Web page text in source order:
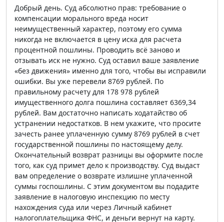
Добрый день. Суд абсолютно прав: требование о
компенсации морального вреда носит
неимущественный характер, поэтому его сумма
никогда не включается в цену иска для расчета
процентной пошлины. Проводить всё заново и
отзывать иск не нужно. Суд оставил ваше заявление
«без движения» именно для того, чтобы вы исправили
ошибки. Вы уже перевели 8769 рублей. По
правильному расчету для 178 978 рублей
имущественного долга пошлина составляет 6369,34
рублей. Вам достаточно написать ходатайство об
устранении недостатков. В нем укажите, что просите
зачесть ранее уплаченную сумму 8769 рублей в счет
государственной пошлины по настоящему делу.
Окончательный возврат разницы вы оформите после
того, как суд примет дело к производству. Суд выдаст
вам определение о возврате излишне уплаченной
суммы госпошлины. С этим документом вы подадите
заявление в налоговую инспекцию по месту
нахождения суда или через Личный кабинет
налогоплательщика ФНС, и деньги вернут на карту.